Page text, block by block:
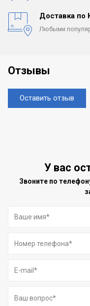
Доставка по
Любыми
Отзывы
Оставить отзыв
У вас
Звоните по